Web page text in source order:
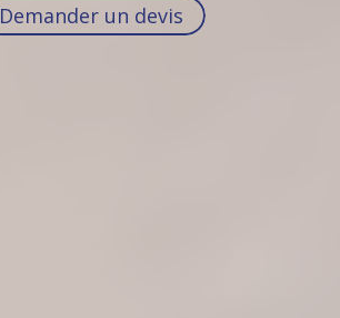
Demander un devis